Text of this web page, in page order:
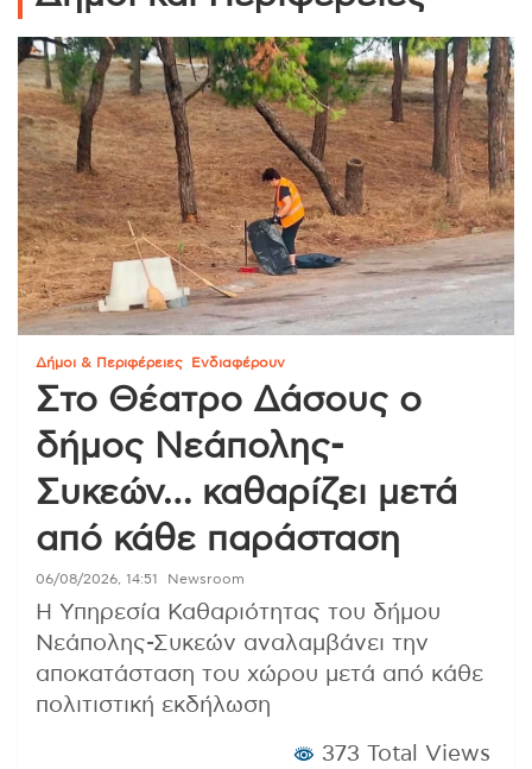
Δήμοι & Περιφέρειες Ενδιαφέρουν
Στο Θέατρο Δάσους ο
δήμος Νεάπολης-
Συκεών… καθαρίζει μετά
από κάθε παράσταση
06/08/2026, 14:51 Newsroom
Η Υπηρεσία Καθαριότητας του δήμου
Νεάπολης-Συκεών αναλαμβάνει την
αποκατάσταση του χώρου μετά από κάθε
πολιτιστική εκδήλωση
373 Total Views